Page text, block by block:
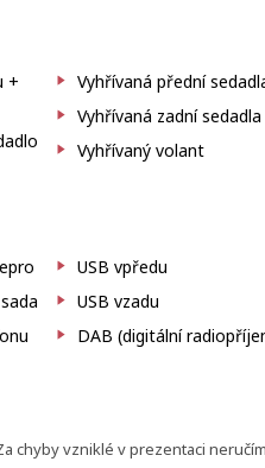
+
Vyhřívaná přední
Vyhřívaná zadní sedadla
Vyhřívaný volant
USB vpředu
USB vzadu
DAB (digitální
chyby vzniklé v prezentaci